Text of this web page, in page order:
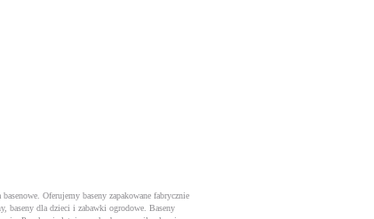
Oferujemy baseny zapakowane fabrycznie
baseny dla dzieci i zabawki ogrodowe. Baseny